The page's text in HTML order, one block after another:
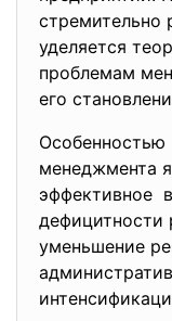
стремительно
уделяется
проблемам
его
менеджмента
эффективное
дефицитности
уменьшение